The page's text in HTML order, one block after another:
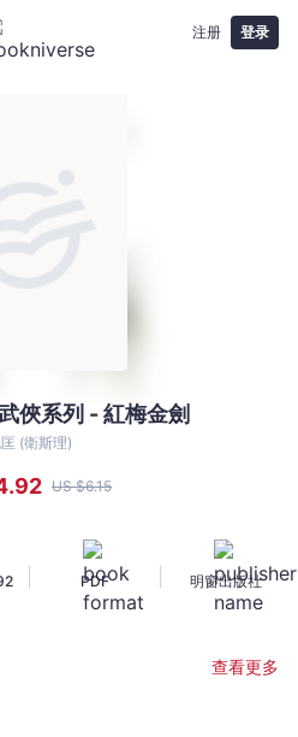
注册 登录
俠系列 - 紅梅金劍
(衛斯理)
.92 US $6.15
PDF 明窗出版社
查看更多